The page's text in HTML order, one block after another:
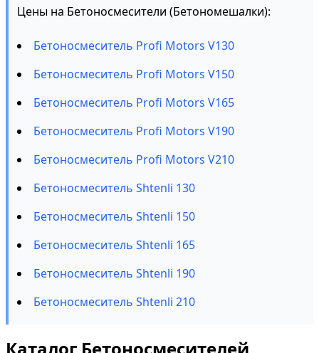
Цены на Бетоносмесители (Бетономешалки):
Бетоносмеситель Profi Motors V130
Бетоносмеситель Profi Motors V150
Бетоносмеситель Profi Motors V165
Бетоносмеситель Profi Motors V190
Бетоносмеситель Profi Motors V210
Бетоносмеситель Shtenli 130
Бетоносмеситель Shtenli 150
Бетоносмеситель Shtenli 165
Бетоносмеситель Shtenli 190
Бетоносмеситель Shtenli 210